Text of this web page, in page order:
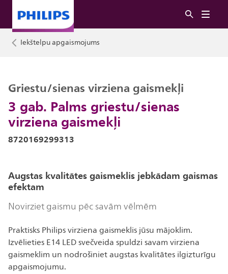
Iekštelpu apgaismojums
3 gab. Palms griestu/sienas
virziena gaismekļi
Griestu/sienas virziena gaismekļi
8720169299313
Augstas kvalitātes gaismeklis jebkādam gaismas
efektam
Novirziet gaismu pēc savām vēlmēm
Praktisks Philips virziena gaismeklis jūsu mājoklim.
Izvēlieties E14 LED svečveida spuldzi savam virziena
gaismeklim un nodrošiniet augstas kvalitātes ilgizturīgu
apgaismojumu.